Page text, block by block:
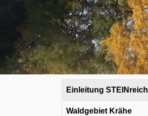
Beiträge
Title
Einleitung STEINreich
Waldgebiet Krähe